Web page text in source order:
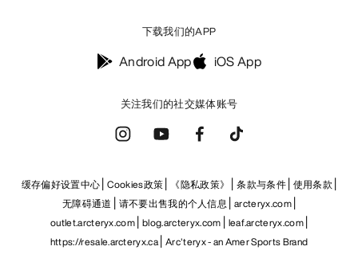
关注我们的社交媒体账号
下载我们的APP
Android App iOS App
缓存偏好设置中心 Cookies政策 《隐私政策》 条款与条件 使用条款
无障碍通道
请不要出售我的个人信息 arcteryx.com
outlet.arcteryx.com blog.arcteryx.com leaf.arcteryx.com
https://resale.arcteryx.ca Arc'teryx - an Amer Sports Brand